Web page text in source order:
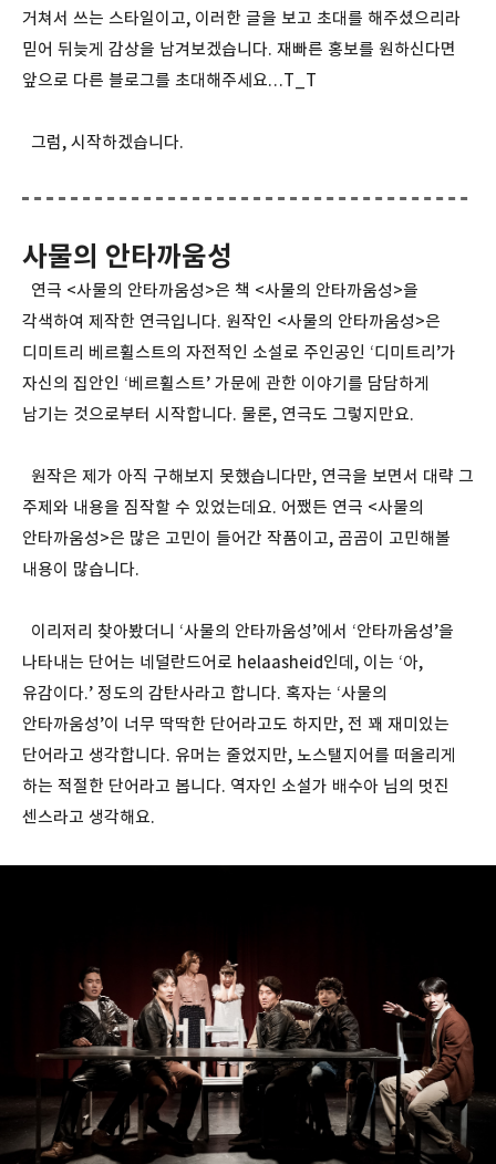
거쳐서 쓰는 스타일이고, 이러한 글을 보고 초대를 해주셨으리라
믿어 뒤늦게 감상을 남겨보겠습니다. 재빠른 홍보를 원하신다면
앞으로 다른 블로그를 초대해주세요…T_T
그럼, 시작하겠습니다.
사물의 안타까움성
연극 <사물의 안타까움성>은 책 <사물의 안타까움성>을
각색하여 제작한 연극입니다. 원작인 <사물의 안타까움성>은
디미트리 베르휠스트의 자전적인 소설로 주인공인 ‘디미트리’가
자신의 집안인 ‘베르휠스트’ 가문에 관한 이야기를 담담하게
남기는 것으로부터 시작합니다. 물론, 연극도 그렇지만요.
원작은 제가 아직 구해보지 못했습니다만, 연극을 보면서 대략 그
주제와 내용을 짐작할 수 있었는데요. 어쨌든 연극 <사물의
안타까움성>은 많은 고민이 들어간 작품이고, 곰곰이 고민해볼
내용이 많습니다.
이리저리 찾아봤더니 ‘사물의 안타까움성’에서 ‘안타까움성’을
나타내는 단어는 네덜란드어로 helaasheid인데, 이는 ‘아,
유감이다.’ 정도의 감탄사라고 합니다. 혹자는 ‘사물의
안타까움성’이 너무 딱딱한 단어라고도 하지만, 전 꽤 재미있는
단어라고 생각합니다. 유머는 줄었지만, 노스탤지어를 떠올리게
하는 적절한 단어라고 봅니다. 역자인 소설가 배수아 님의 멋진
센스라고 생각해요.